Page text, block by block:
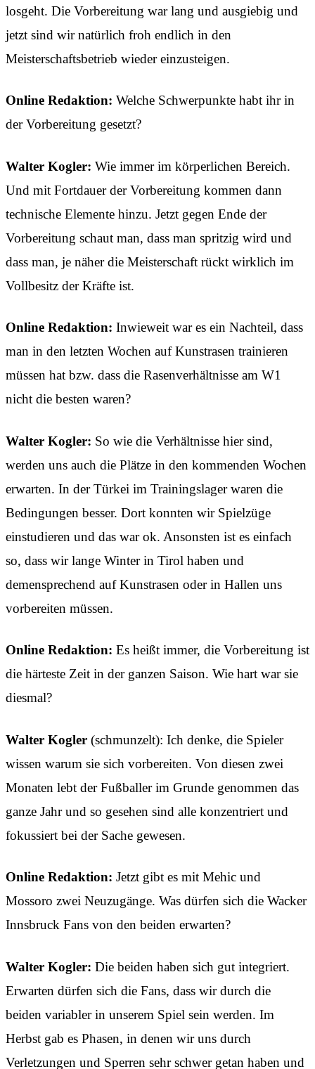
losgeht. Die Vorbereitung war lang und ausgiebig und
jetzt sind wir natürlich froh endlich in den
Meisterschaftsbetrieb wieder einzusteigen.
Online Redaktion: Welche Schwerpunkte habt ihr in
der Vorbereitung gesetzt?
Walter Kogler: Wie immer im körperlichen Bereich.
Und mit Fortdauer der Vorbereitung kommen dann
technische Elemente hinzu. Jetzt gegen Ende der
Vorbereitung schaut man, dass man spritzig wird und
dass man, je näher die Meisterschaft rückt wirklich im
Vollbesitz der Kräfte ist.
Online Redaktion: Inwieweit war es ein Nachteil, dass
man in den letzten Wochen auf Kunstrasen trainieren
müssen hat bzw. dass die Rasenverhältnisse am W1
nicht die besten waren?
Walter Kogler: So wie die Verhältnisse hier sind,
werden uns auch die Plätze in den kommenden Wochen
erwarten. In der Türkei im Trainingslager waren die
Bedingungen besser. Dort konnten wir Spielzüge
einstudieren und das war ok. Ansonsten ist es einfach
so, dass wir lange Winter in Tirol haben und
demensprechend auf Kunstrasen oder in Hallen uns
vorbereiten müssen.
Online Redaktion: Es heißt immer, die Vorbereitung ist
die härteste Zeit in der ganzen Saison. Wie hart war sie
diesmal?
Walter Kogler (schmunzelt): Ich denke, die Spieler
wissen warum sie sich vorbereiten. Von diesen zwei
Monaten lebt der Fußballer im Grunde genommen das
ganze Jahr und so gesehen sind alle konzentriert und
fokussiert bei der Sache gewesen.
Online Redaktion: Jetzt gibt es mit Mehic und
Mossoro zwei Neuzugänge. Was dürfen sich die Wacker
Innsbruck Fans von den beiden erwarten?
Walter Kogler: Die beiden haben sich gut integriert.
Erwarten dürfen sich die Fans, dass wir durch die
beiden variabler in unserem Spiel sein werden. Im
Herbst gab es Phasen, in denen wir uns durch
Verletzungen und Sperren sehr schwer getan haben und